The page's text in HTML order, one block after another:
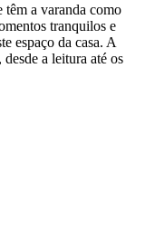
têm a varanda como
tranquilos e
espaço da casa. A
desde a leitura até os